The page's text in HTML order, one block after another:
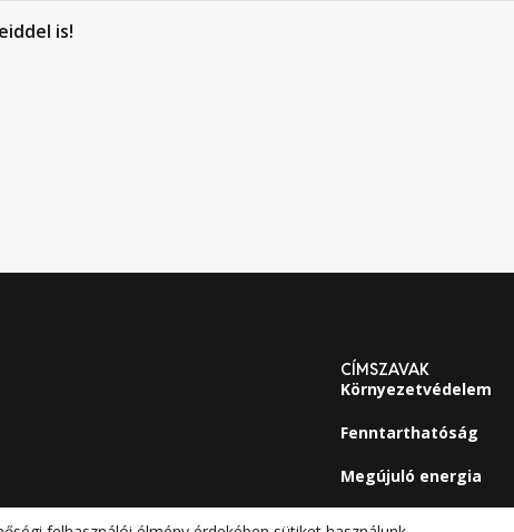
is!
CÍMSZAVAK
Környezetvédelem
Fenntarthatóság
Megújuló energia